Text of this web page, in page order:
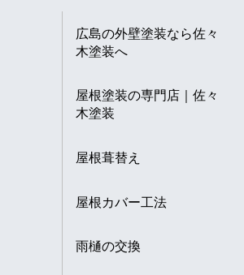
広島の外壁塗装なら佐々
木塗装へ
屋根塗装の専門店｜佐々
木塗装
屋根葺替え
屋根カバー工法
雨樋の交換